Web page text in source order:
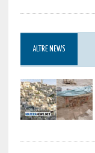
ALTRE NEWS